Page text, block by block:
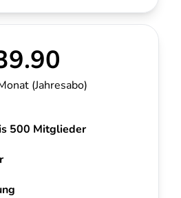
(Jahresabo)
500 Mitglieder